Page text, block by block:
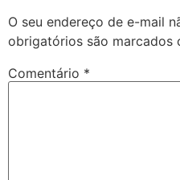
O seu endereço de e-mail
obrigatórios são marcados
Comentário *